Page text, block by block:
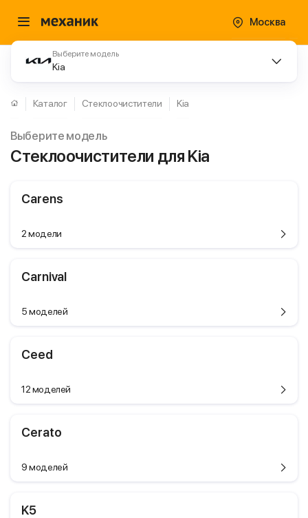
Москва
Выберите модель
Kia
Каталог Стеклоочистители Kia
Выберите модель
Стеклоочистители для Kia
Carens
2 модели
Carnival
5 моделей
Ceed
12 моделей
Cerato
9 моделей
K5